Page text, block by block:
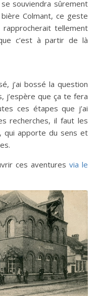
souviendra sûrement
Colmant, ce geste
tellement
c’est à partir de là
j’ai bossé la question
j’espère que ça te fera
ces étapes que j’ai
recherches, il faut les
qui apporte du sens et
ces aventuresvia le